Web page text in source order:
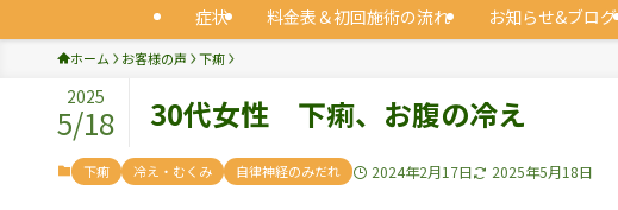
症状 料金表＆初回施術の流れ お知らせ&ブログ
ホーム お客様の声 下痢
30代女性 下痢、お腹の冷え
2025
5/18
下痢 冷え・むくみ 自律神経のみだれ 2024年2月17日 2025年5月18日